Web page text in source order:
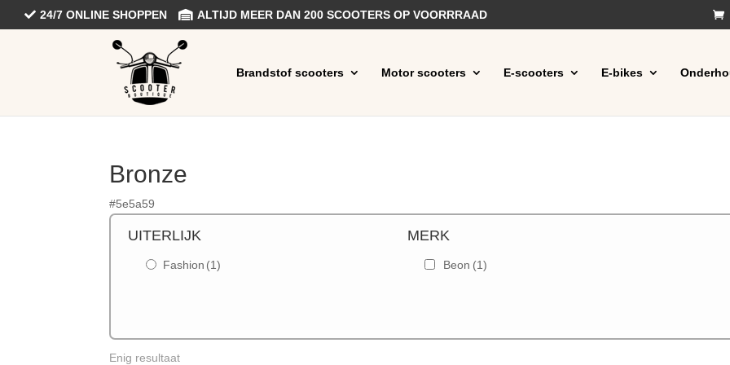
24/7 ONLINE SHOPPEN ALTIJD MEER DAN 200 SCOOTERS OP VOORRRAAD
Brandstof scooters Motor scooters E-scooters E-bikes
Bronze
#5e5a59
UITERLIJK
Fashion (1)
MERK
Beon (1)
Enig resultaat